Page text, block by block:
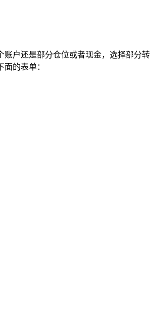
账户还是部分仓位或者现金，选择部分转
的表单：